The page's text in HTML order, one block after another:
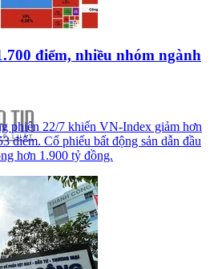
điểm, nhiều nhóm ngành
phiên 22/7 khiến VN-Index giảm hơn
điểm. Cổ phiếu bất động sản dẫn đầu
hơn 1.900 tỷ đồng.